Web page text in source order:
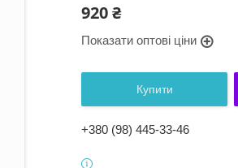
920 ₴
Показати оптові ціни
Купити
+380 (98) 445-33-46